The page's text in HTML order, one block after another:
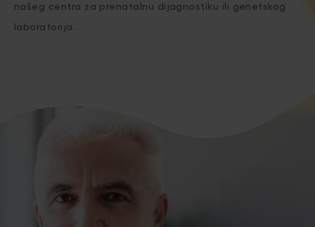
našeg centra za prenatalnu dijagnostiku ili genetskog
laboratorija.